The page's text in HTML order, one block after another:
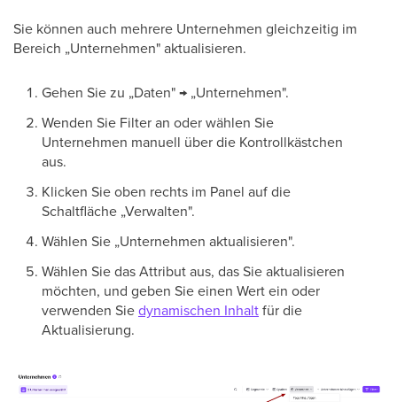
Sie können auch mehrere Unternehmen gleichzeitig im
Bereich „Unternehmen" aktualisieren.
Gehen Sie zu „Daten" → „Unternehmen".
Wenden Sie Filter an oder wählen Sie
Unternehmen manuell über die Kontrollkästchen
aus.
Klicken Sie oben rechts im Panel auf die
Schaltfläche „Verwalten".
Wählen Sie „Unternehmen aktualisieren".
Wählen Sie das Attribut aus, das Sie aktualisieren
möchten, und geben Sie einen Wert ein oder
verwenden Siedynamischen Inhaltfür die
Aktualisierung.